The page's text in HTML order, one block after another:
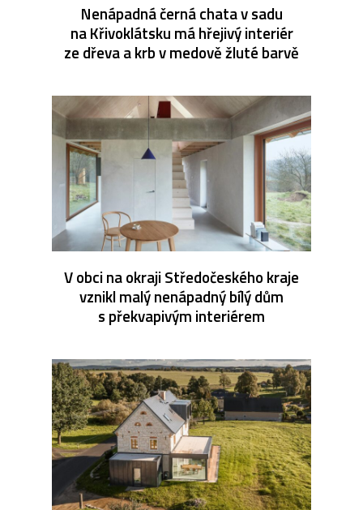
Nenápadná černá chata v sadu
na Křivoklátsku má hřejivý interiér
ze dřeva a krb v medově žluté barvě
V obci na okraji Středočeského kraje
vznikl malý nenápadný bílý dům
s překvapivým interiérem